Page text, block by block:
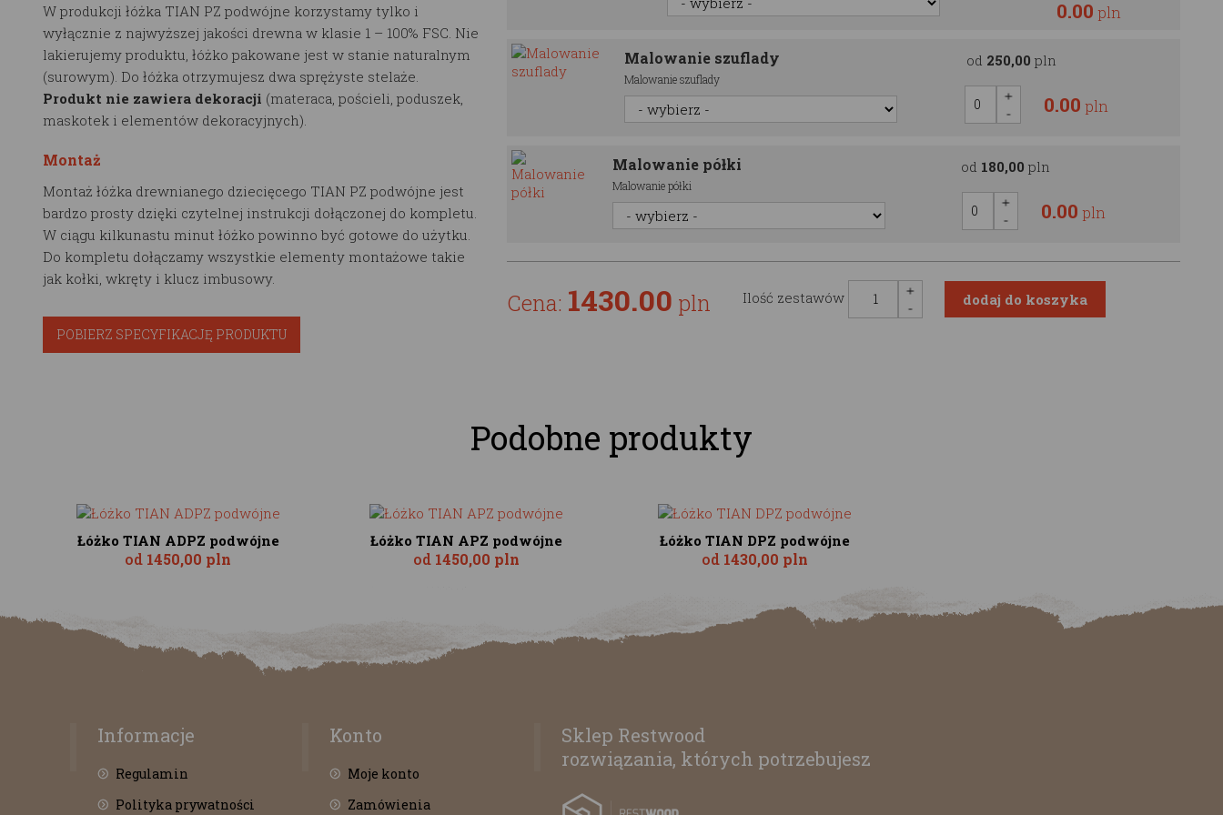
W produkcji łóżka TIAN PZ podwójne korzystamy tylko i
wyłącznie z najwyższej jakości drewna w klasie 1 – 100% FSC. Nie
lakierujemy produktu, łóżko pakowane jest w stanie naturalnym
(surowym). Do łóżka otrzymujesz dwa sprężyste stelaże.
Produkt nie zawiera dekoracji (materaca, pościeli, poduszek,
maskotek i elementów dekoracyjnych).
Montaż
Montaż łóżka drewnianego dziecięcego TIAN PZ podwójne jest
bardzo prosty dzięki czytelnej instrukcji dołączonej do kompletu.
W ciągu kilkunastu minut łóżko powinno być gotowe do użytku.
Do kompletu dołączamy wszystkie elementy montażowe takie
jak kołki, wkręty i klucz imbusowy.
POBIERZ SPECYFIKACJĘ PRODUKTU
0.00 pln
Malowanie szuflady
Malowanie szuflady
od 250,00 pln
0.00 pln
Malowanie półki
Malowanie półki
od 180,00 pln
0.00 pln
Cena: 1430.00 pln Ilość zestawów
Podobne produkty
Łóżko TIAN ADPZ podwójne
od 1450,00 pln
Łóżko TIAN APZ podwójne
od 1450,00 pln
Łóżko TIAN DPZ podwójne
od 1430,00 pln
Informacje
Regulamin
Polityka prywatności
Konto
Moje konto
Zamówienia
Sklep Restwood
rozwiązania, których potrzebujesz